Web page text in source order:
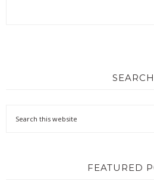
SEARCH
FEATURED